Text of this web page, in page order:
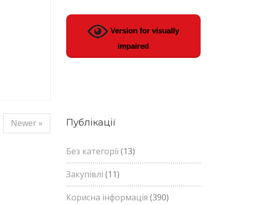
Newer »
Version for visually
impaired
Публікації
Без категорії(13)
Закупівлі (11)
Корисна інформація (390)